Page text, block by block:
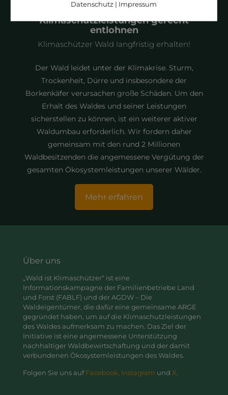
Klimaschutzleistungen gerecht
entlohnen
Klimaschützer Wald langfristig erhalten!
Der Wald leidet unter der Klimakrise. Sturm,
Trockenheit, Dürre und insbesondere der
Borkenkäfer verursachen große Schäden. Um den
Erhalt des Waldes und seiner Leistungen
sicherstellen zu können, ist ein weiterer aktiver
Waldumbau erforderlich. Wir fordern daher
gemeinsam mit den rund 2 Millionen
Waldbesitzenden die angemessene Vergütung der
gesamten Ökosystemleistungen unserer Wälder.
Mehr erfahren
Über uns
„Wald ist Klimaschützer“ ist eine
Informationskampagne der Familienbetriebe Land
und Forst (FABLF) und der AGDW – Die
Waldeigentümer, die dafür eine gemeinsame ARGE
gegründet haben, um auf die Klimaschutzleistungen
des Waldes aufmerksam zu machen. Das Ziel der
Initiative ist eine angemessene Unterstützung
nachhaltiger Waldbewirtschaftung und der damit
verbundenen Ökosystemleistungen des Waldes.
Folgen Sie uns aufFacebook, Instagram und X.
Datenschutz | Impressum